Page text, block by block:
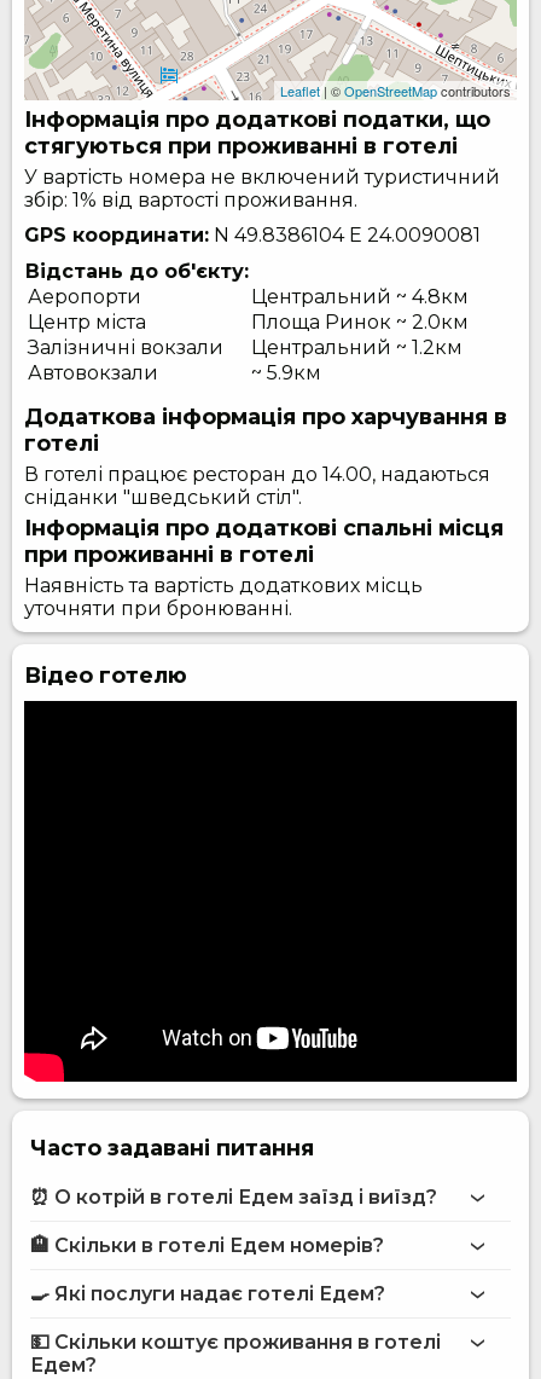
Leaflet | ©OpenStreetMapcontributors
Інформація про додаткові податки, що
стягуються при проживанні в готелі
У вартість номера не включений туристичний
збір: 1% від вартості проживання.
GPS координати: N 49.8386104 E 24.0090081
Відстань до об'єкту:
Аеропорти
Центральний ~ 4.8км
Центр міста
Площа Ринок ~ 2.0км
Залізничні вокзали
Центральний ~ 1.2км
Автовокзали
~ 5.9км
Додаткова інформація про харчування в
готелі
В готелі працює ресторан до 14.00, надаються
сніданки "шведський стіл".
Інформація про додаткові спальні місця
при проживанні в готелі
Наявність та вартість додаткових місць
уточняти при бронюванні.
Відео готелю
Часто задавані питання
⏰ О котрій в готелі Едем заїзд і виїзд?
🏨 Скільки в готелі Едем номерів?
🍳 Які послуги надає готелі Едем?
Інтернет
💵 Скільки коштує проживання в готелі
Едем?